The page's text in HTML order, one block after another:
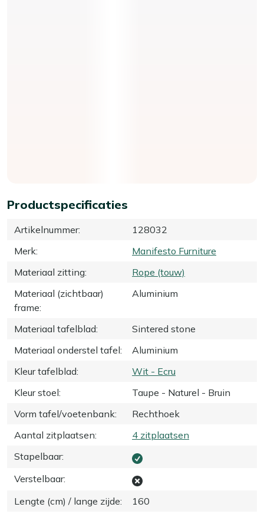
Productspecificaties
Artikelnummer:
128032
Merk:
Manifesto Furniture
Materiaal zitting:
Rope (touw)
Materiaal (zichtbaar)
frame:
Aluminium
Materiaal tafelblad:
Sintered stone
Materiaal onderstel tafel:
Aluminium
Kleur tafelblad:
Wit - Ecru
Kleur stoel:
Taupe - Naturel - Bruin
Vorm tafel/voetenbank:
Rechthoek
Aantal zitplaatsen:
4 zitplaatsen
Stapelbaar:
Verstelbaar:
Lengte (cm) / lange zijde: 160